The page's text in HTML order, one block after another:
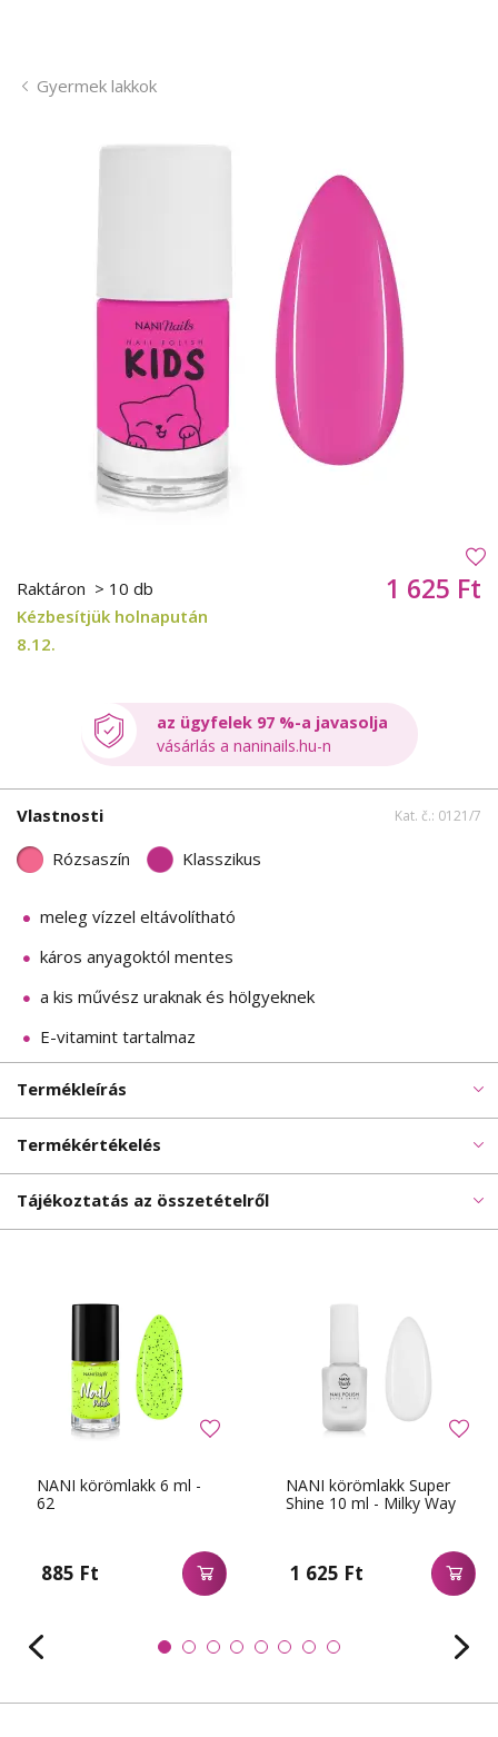
Gyermek lakkok
Raktáron > 10 db
Kézbesítjük holnapután
8.12.
1 625 Ft
az ügyfelek 97 %-a javasolja
vásárlás a naninails.hu-n
Vlastnosti Kat. č.: 0121/7
Rózsaszín Klasszikus
meleg vízzel eltávolítható
káros anyagoktól mentes
a kis művész uraknak és hölgyeknek
E-vitamint tartalmaz
Termékleírás
Termékértékelés
Tájékoztatás az összetételről
NANI körömlakk 6 ml -
62
885 Ft
NANI körömlakk Super
Shine 10 ml - Milky Way
1 625 Ft